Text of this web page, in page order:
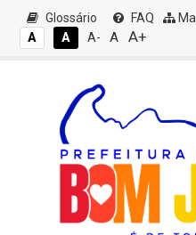
Glossário FAQ
A
A A- A A+